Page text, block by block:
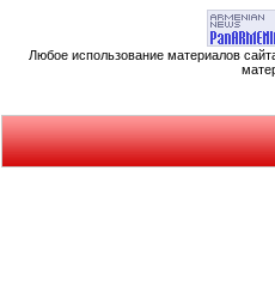
Любое использование материалов